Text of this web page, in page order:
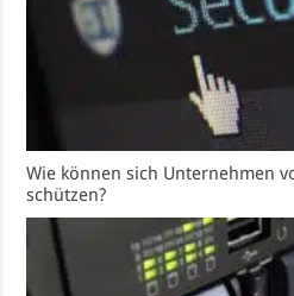
Wie können sich Unternehmen
schützen?